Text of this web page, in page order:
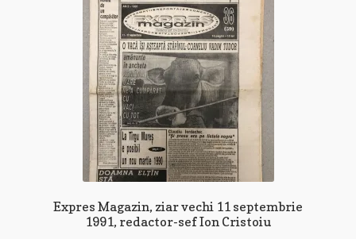
Expres Magazin, ziar vechi 11 septembrie
1991, redactor-sef Ion Cristoiu